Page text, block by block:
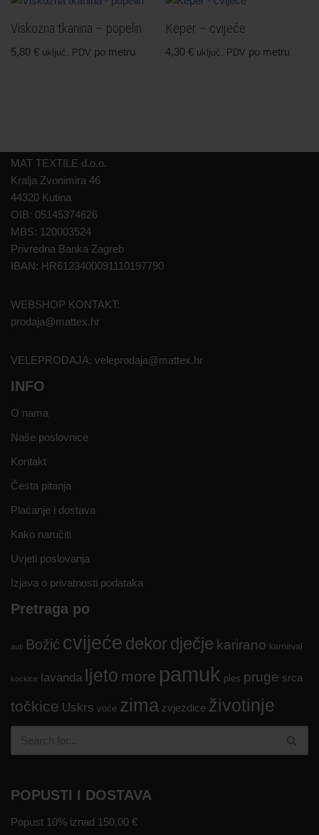
Viskozna tkanina – popelin
5,80 € uključ. PDV po metru
Keper – cvijeće
4,30€ uključ. PDV po metru
MAT TEXTILE d.o.o.
Kralja Zvonimira 46
44320 Kutina
OIB: 05145374626
MBS: 120003524
Privredna Banka Zagreb
IBAN: HR6123400091110197790
WEBSHOP KONTAKT:
prodaja@mattex.hr
VELEPRODAJA: veleprodaja@mattex.hr
INFO
O nama
Naše poslovnice
Kontakt
Česta pitanja
Plaćanje i dostava
Kako naručiti
Uvjeti poslovanja
Izjava o privatnosti podataka
Pretraga po
auti Božić cvijeće dekordječje karirano karneval
kockice lavanda ljeto more pamuk ples pruge srca
točkice Uskrs voće zima zvjezdice životinje
POPUSTI I DOSTAVA
Popust 10% iznad 150,00 €